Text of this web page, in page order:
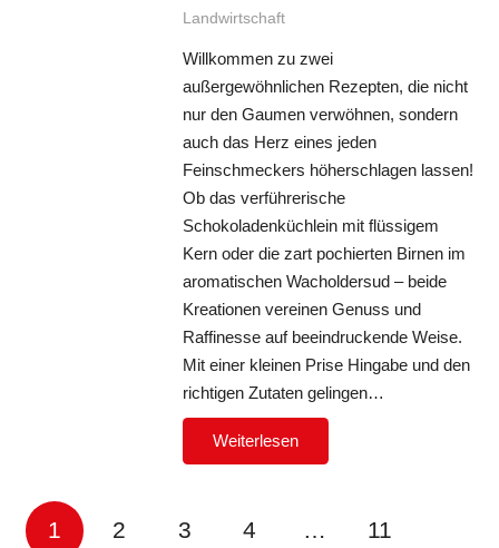
Landwirtschaft
Willkommen zu zwei
außergewöhnlichen Rezepten, die nicht
nur den Gaumen verwöhnen, sondern
auch das Herz eines jeden
Feinschmeckers höherschlagen lassen!
Ob das verführerische
Schokoladenküchlein mit flüssigem
Kern oder die zart pochierten Birnen im
aromatischen Wacholdersud – beide
Kreationen vereinen Genuss und
Raffinesse auf beeindruckende Weise.
Mit einer kleinen Prise Hingabe und den
richtigen Zutaten gelingen…
Weiterlesen
1 2 3 4 … 11